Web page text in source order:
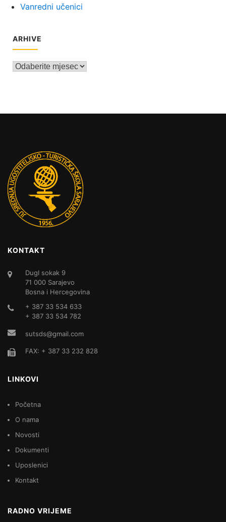
Vanredni učenici
ARHIVE
Arhive
KONTAKT
DugI sokak 9
71 000 Sarajevo
Bosna i Hercegovina
+ 387 33 534 633
+ 387 33 534 782
sutsds@gmail.com
FAX: + 387 33 232 828
LINKOVI
Početna
O nama
Novosti
Dokumenti
Uposlenici
Kontakt
RADNO VRIJEME